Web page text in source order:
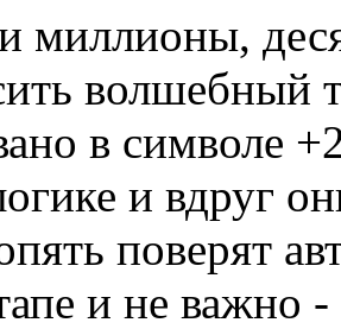
миллионы,
волшебный
в символе
и вдруг
поверят
и не важно